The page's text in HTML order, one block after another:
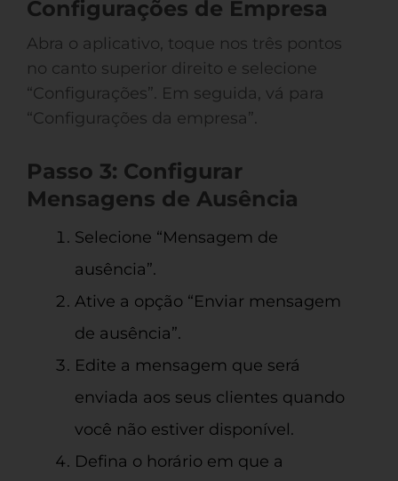
Configurações de Empresa
Abra o aplicativo, toque nos três pontos
no canto superior direito e selecione
“Configurações”. Em seguida, vá para
“Configurações da empresa”.
Passo 3: Configurar
Mensagens de Ausência
Selecione “Mensagem de
ausência”.
Ative a opção “Enviar mensagem
de ausência”.
Edite a mensagem que será
enviada aos seus clientes quando
você não estiver disponível.
Defina o horário em que a